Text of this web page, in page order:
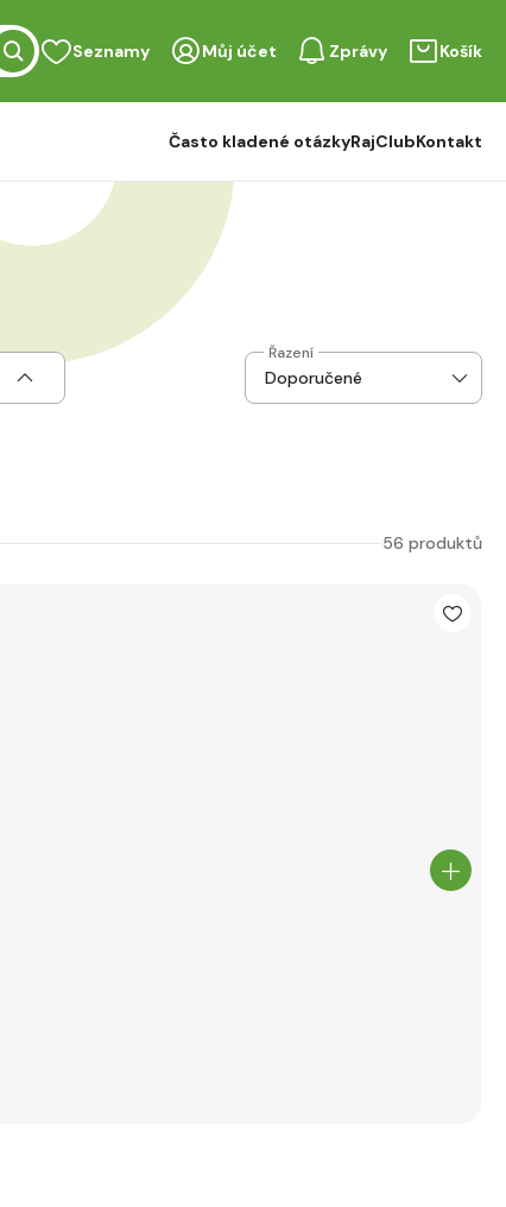
Seznamy Můj účet Zprávy Košík
Často kladené otázkyRajClubKontakt
Řazení
56 produktů